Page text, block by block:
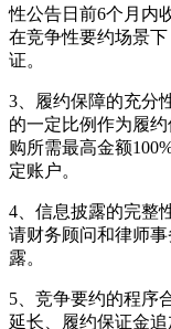
性公告日前6个月内
在竞争性要约场景
证。
3、履约保障的充分
的一定比例作为履
购所需最高金额
定账户。
4、信息披露的完整
请财务顾问和律师
露。
5、竞争要约的程序
延长、履约保证金追